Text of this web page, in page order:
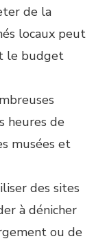
de la
locaux peut
le budget
heures de
musées et
des sites
à dénicher
ou de